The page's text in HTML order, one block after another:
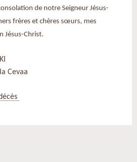
de notre Seigneur Jésus-
frères et chères sœurs, mes
Jésus-Christ.
Cevaa